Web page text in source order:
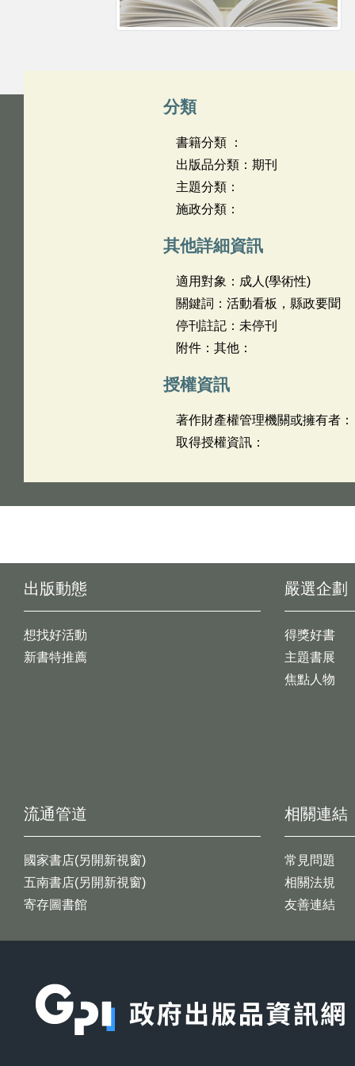
分類
書籍分類 ：
出版品分類：期刊
主題分類：
施政分類：
其他詳細資訊
適用對象：成人(學術性)
關鍵詞：活動看板，縣政要聞
停刊註記：未停刊
附件：其他：
授權資訊
著作財產權管理機關或擁有者：
取得授權資訊：
出版動態
想找好活動
新書特推薦
嚴選企劃
得獎好書
主題書展
焦點人物
流通管道
國家書店(另開新視窗)
五南書店(另開新視窗)
寄存圖書館
相關連結
常見問題
相關法規
友善連結